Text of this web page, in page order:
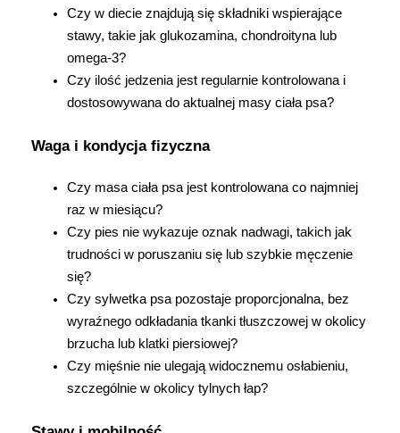
Czy w diecie znajdują się składniki wspierające
stawy, takie jak glukozamina, chondroityna lub
omega-3?
Czy ilość jedzenia jest regularnie kontrolowana i
dostosowywana do aktualnej masy ciała psa?
Waga i kondycja fizyczna
Czy masa ciała psa jest kontrolowana co najmniej
raz w miesiącu?
Czy pies nie wykazuje oznak nadwagi, takich jak
trudności w poruszaniu się lub szybkie męczenie
się?
Czy sylwetka psa pozostaje proporcjonalna, bez
wyraźnego odkładania tkanki tłuszczowej w okolicy
brzucha lub klatki piersiowej?
Czy mięśnie nie ulegają widocznemu osłabieniu,
szczególnie w okolicy tylnych łap?